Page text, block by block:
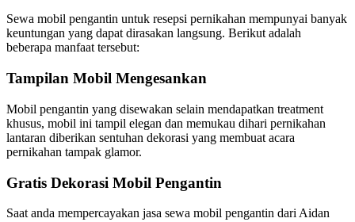
Sewa mobil pengantin untuk resepsi pernikahan mempunyai banyak
keuntungan yang dapat dirasakan langsung. Berikut adalah
beberapa manfaat tersebut:
Tampilan Mobil Mengesankan
Mobil pengantin yang disewakan selain mendapatkan treatment
khusus, mobil ini tampil elegan dan memukau dihari pernikahan
lantaran diberikan sentuhan dekorasi yang membuat acara
pernikahan tampak glamor.
Gratis Dekorasi Mobil Pengantin
Saat anda mempercayakan jasa sewa mobil pengantin dari Aidan